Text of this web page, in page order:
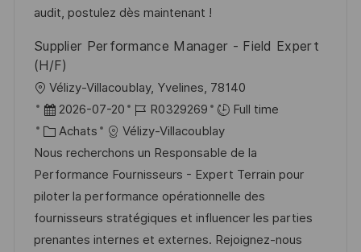
o i
h
e
d
p
t
e
audit, postulez dès maintenant !
Supplier Performance Manager - Field Expert
(H/F)
o
c
a
l
i
s
a
Vélizy-Villacoublay, Yvelines, 78140
D
a
t
e
d
’
a
2026-07-20
R
é
f
é
r
e
n
R0329269
Full time
C
a
t
é
g
o
Achats
Vélizy-Villacoublay
Nous recherchons un Responsable de la
Performance Fournisseurs - Expert Terrain pour
piloter la performance opérationnelle des
fournisseurs stratégiques et influencer les parties
prenantes internes et externes. Rejoignez-nous